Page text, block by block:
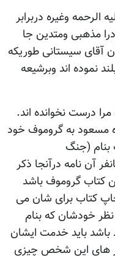
الرحمه وغیره دربرابر
مذهبی ومتدین جا
آقای سیستانی طوریکه
نموده اند وبرشیعه
درست نخوانده اند.
مسعود به گروموف خود
بنام (جنگ
آن نامه درآنجا ذکر
کتاب گروموف باشد
کتاب برای شان می
خودشان که بنام
باشد باید خدمت ایشان
های این شخص چیزی